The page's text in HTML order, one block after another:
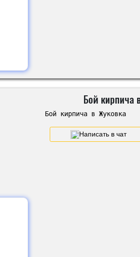
Бой кирпича
Бой кирпича в Жуковка
Написать в чат